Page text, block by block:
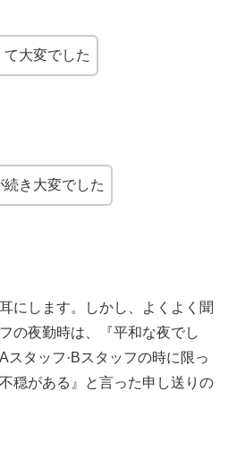
て大変でした
き大変でした
にします。しかし、よくよく聞
の夜勤時は、『平和な夜でし
スタッフ·Bスタッフの時に限っ
穏がある』と言った申し送りの